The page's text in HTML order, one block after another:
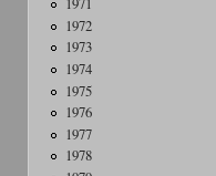
1971
1972
1973
1974
1975
1976
1977
1978